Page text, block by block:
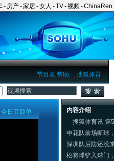
- 房产-家居-女人 -TV-视频-ChinaRen
搜狐体育
节目表 帮助
今日节目单
内容介绍
搜狐体育讯 第
申花队前场断球
深圳队后防还没
松将球铲入球门